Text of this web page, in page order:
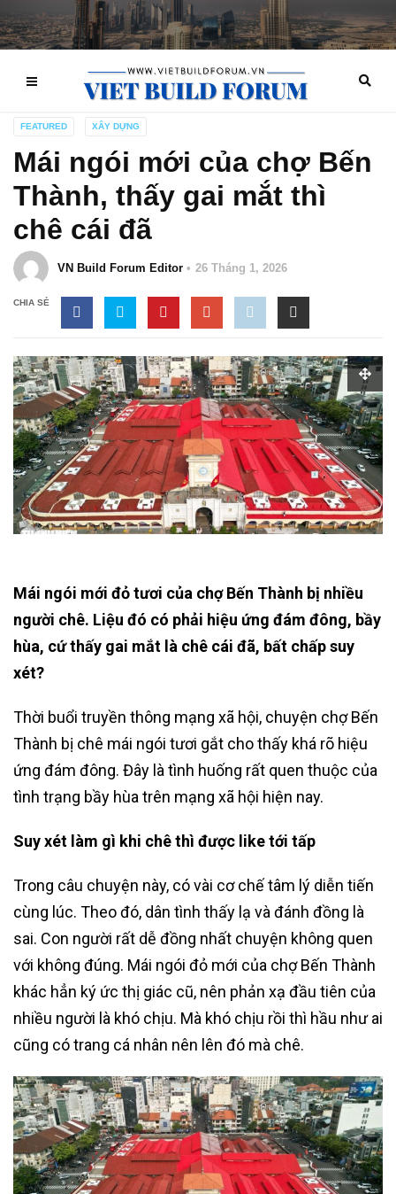
FEATURED XÂY DỰNG
Mái ngói mới của chợ Bến
Thành, thấy gai mắt thì
chê cái đã
VN Build Forum Editor 26 Tháng 1, 2026
CHIA SẺ
Mái ngói mới đỏ tươi của chợ Bến Thành bị nhiều
người chê. Liệu đó có phải hiệu ứng đám đông, bầy
hùa, cứ thấy gai mắt là chê cái đã, bất chấp suy
xét?
Thời buổi truyền thông mạng xã hội, chuyện chợ Bến
Thành bị chê mái ngói tươi gắt cho thấy khá rõ hiệu
ứng đám đông. Đây là tình huống rất quen thuộc của
tình trạng bầy hùa trên mạng xã hội hiện nay.
Suy xét làm gì khi chê thì được like tới tấp
Trong câu chuyện này, có vài cơ chế tâm lý diễn tiến
cùng lúc. Theo đó, dân tình thấy lạ và đánh đồng là
sai. Con người rất dễ đồng nhất chuyện không quen
với không đúng. Mái ngói đỏ mới của chợ Bến Thành
khác hẳn ký ức thị giác cũ, nên phản xạ đầu tiên của
nhiều người là khó chịu. Mà khó chịu rồi thì hầu như ai
cũng có trang cá nhân nên lên đó mà chê.